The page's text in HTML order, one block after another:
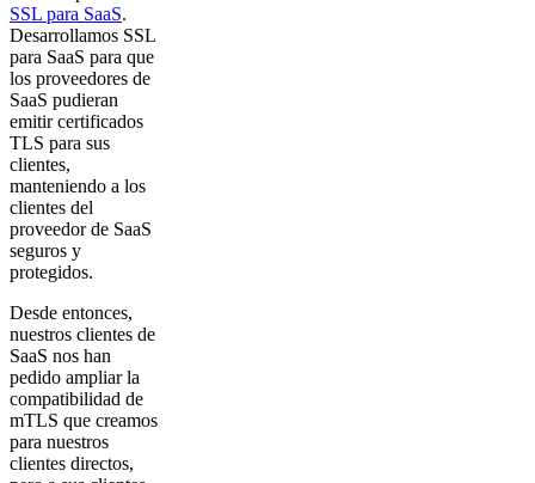
SSL para SaaS.
Desarrollamos SSL
para SaaS para que
los proveedores de
SaaS pudieran
emitir certificados
TLS para sus
clientes,
manteniendo a los
clientes del
proveedor de SaaS
seguros y
protegidos.
Desde entonces,
nuestros clientes de
SaaS nos han
pedido ampliar la
compatibilidad de
mTLS que creamos
para nuestros
clientes directos,